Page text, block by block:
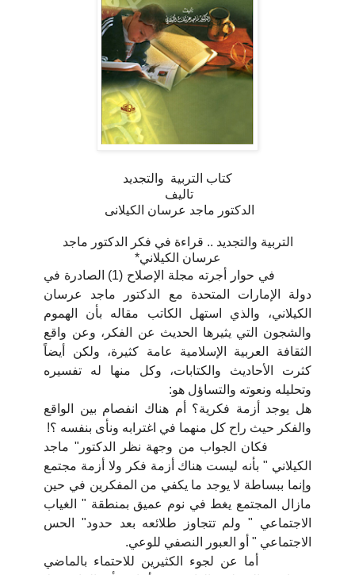
كتاب التربية والتجديد
تاليف
الدكتور ماجد عرسان الكيلانى
التربية والتجديد .. قراءة في فكر الدكتور ماجد
عرسان الكيلاني*
في حوار أجرته مجلة الإصلاح (1) الصادرة في
دولة الإمارات المتحدة مع الدكتور ماجد عرسان
الكيلاني، والذي استهل الكاتب مقاله بأن الهموم
والشجون التي يثيرها الحديث عن الفكر، وعن واقع
الثقافة العربية الإسلامية عامة كثيرة، ولكن أيضاً
كثرت الأحاديث والكتابات، وكل منها له تفسيره
وتحليله ونعوته والتساؤل هو:
هل يوجد أزمة فكرية؟ أم هناك انفصام بين الواقع
والفكر حيث راح كل منهما في اغترابه ونأى بنفسه ؟!
فكان الجواب من وجهة نظر الدكتور" ماجد
الكيلاني " بأنه ليست هناك أزمة فكر ولا أزمة مجتمع
وإنما ببساطة لا يوجد ما يكفي من المفكرين في حين
مازال المجتمع يغط في نوم عميق بمنطقة " الغياب
الاجتماعي " ولم تتجاوز طلائعه بعد حدود" الحس
الاجتماعي " أو العبور النصفي للوعي.
أما عن لجوء الكثيرين للاحتماء بالماضي